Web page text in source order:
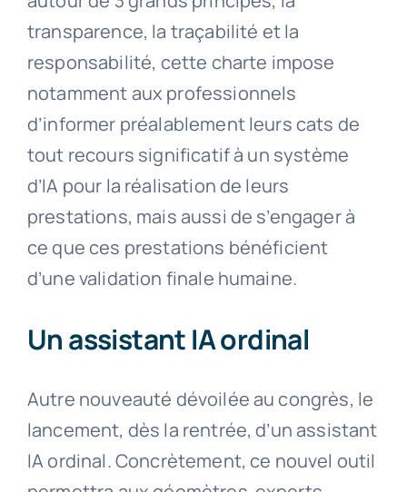
transparence, la traçabilité et la
responsabilité, cette charte impose
notamment aux professionnels
d’informer préalablement leurs cats de
tout recours significatif à un système
d’IA pour la réalisation de leurs
prestations, mais aussi de s’engager à
ce que ces prestations bénéficient
d’une validation finale humaine.
Un assistant IA ordinal
Autre nouveauté dévoilée au congrès, le
lancement, dès la rentrée, d’un assistant
IA ordinal. Concrètement, ce nouvel outil